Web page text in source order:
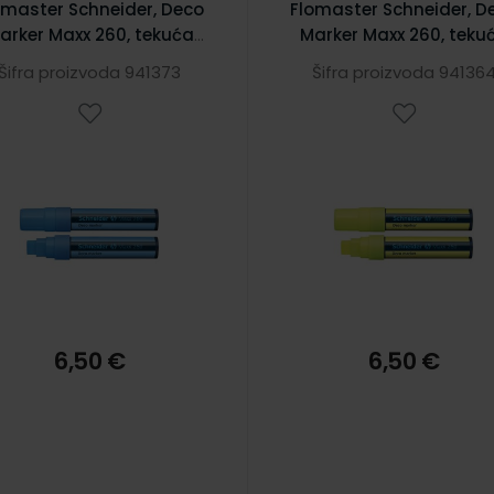
Schneider, Deco
Maxx 260, tekuća
2-15 mm, plavi
proizvoda 941373
6,50 €
Flomaster Schneider,
Marker Maxx 260,
kreda, 2-15 mm, žuti
Šifra proizvoda 941364
6,50 €